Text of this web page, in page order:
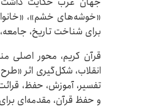
«خوشه‌های خشم»،
برای شناخت تاریخ،
قرآن کریم، محور اصلی
انقلاب، شکل‌گیری اثر
تفسیر، آموزش، حفظ،
و حفظ قرآن، مقدمه‌ای